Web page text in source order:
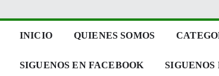
INICIO QUIENES SOMOS
SIGUENOS EN FACEBOOK